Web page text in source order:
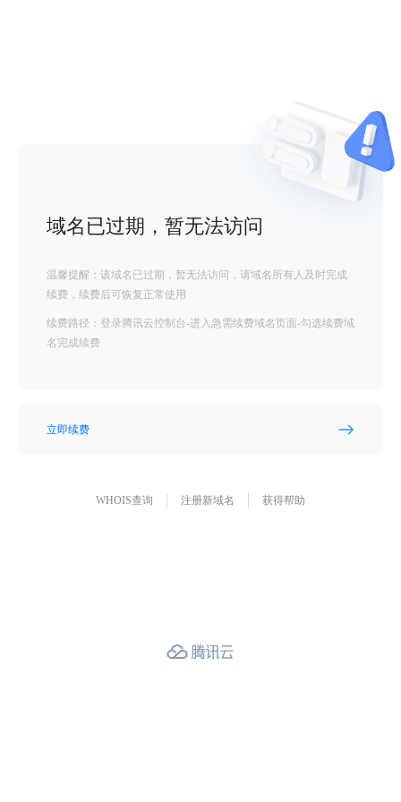
域名已过期，暂无法访问
温馨提醒：该域名已过期，暂无法访问，请域名所有人及时完成
续费，续费后可恢复正常使用
续费路径：登录腾讯云控制台-进入急需续费域名页面-勾选续费域
名完成续费
立即续费
WHOIS查询 注册新域名 获得帮助